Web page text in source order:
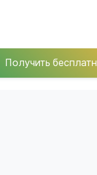
Получить